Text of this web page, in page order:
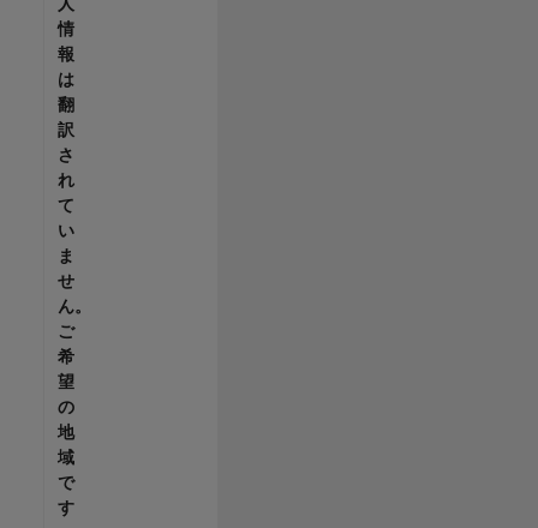
人
情
報
は
翻
訳
さ
れ
て
い
ま
せ
ん。
ご
希
望
の
地
域
で
す